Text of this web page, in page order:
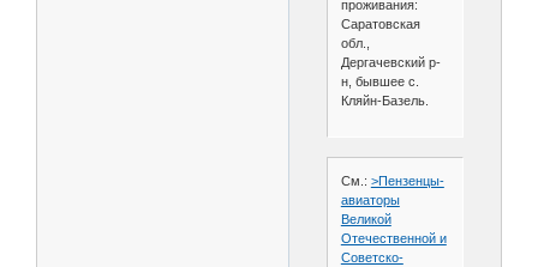
проживания:
Саратовская
обл.,
Дергачевский р-
н, бывшее с.
Кляйн-Базель.
См.: >Пензенцы-
авиаторы
Великой
Отечественной и
Советско-